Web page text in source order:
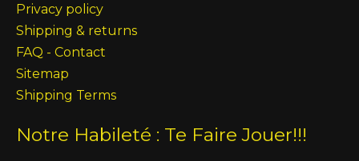
Privacy policy
Shipping & returns
FAQ - Contact
Sitemap
Shipping Terms
Notre Habileté : Te Faire Jouer!!!